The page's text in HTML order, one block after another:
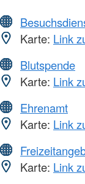
Karte: Link
Blutspende
Karte: Link
Ehrenamt
Karte: Link
Karte: Link